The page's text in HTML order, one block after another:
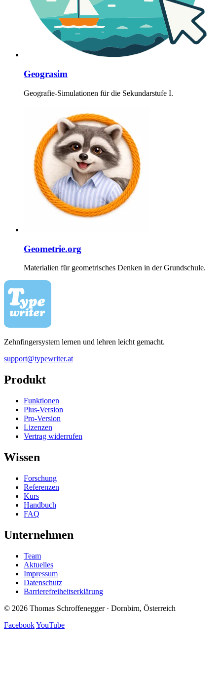
Geograsim
Geografie-Simulationen für die Sekundarstufe I.
Geometrie.org
Materialien für geometrisches Denken in der Grundschule.
Zehnfingersystem lernen und lehren leicht gemacht.
support@typewriter.at
Produkt
Funktionen
Plus-Version
Pro-Version
Lizenzen
Vertrag widerrufen
Wissen
Forschung
Referenzen
Kurs
Handbuch
FAQ
Unternehmen
Team
Aktuelles
Impressum
Datenschutz
Barrierefreiheitserklärung
© 2026 Thomas Schroffenegger · Dornbirn, Österreich
FacebookYouTube